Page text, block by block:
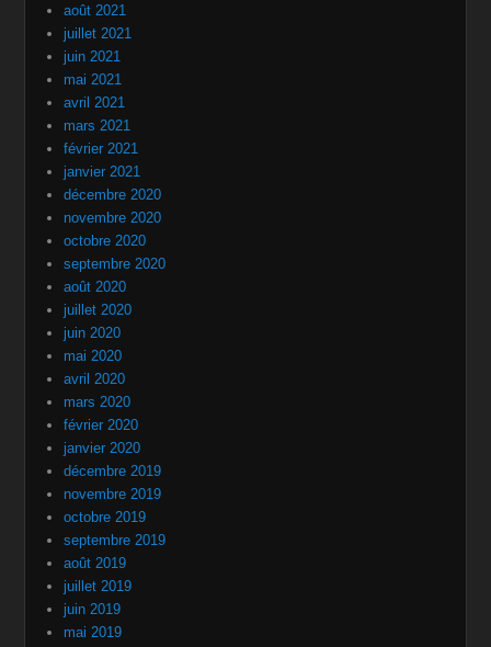
août 2021
juillet 2021
juin 2021
mai 2021
avril 2021
mars 2021
février 2021
janvier 2021
décembre 2020
novembre 2020
octobre 2020
septembre 2020
août 2020
juillet 2020
juin 2020
mai 2020
avril 2020
mars 2020
février 2020
janvier 2020
décembre 2019
novembre 2019
octobre 2019
septembre 2019
août 2019
juillet 2019
juin 2019
mai 2019